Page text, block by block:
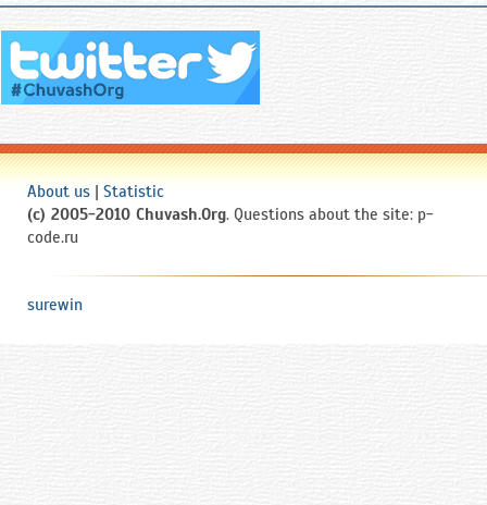
About us | Statistic
(c) 2005-2010 Chuvash.Org. Questions about the site: p-
code.ru
surewin